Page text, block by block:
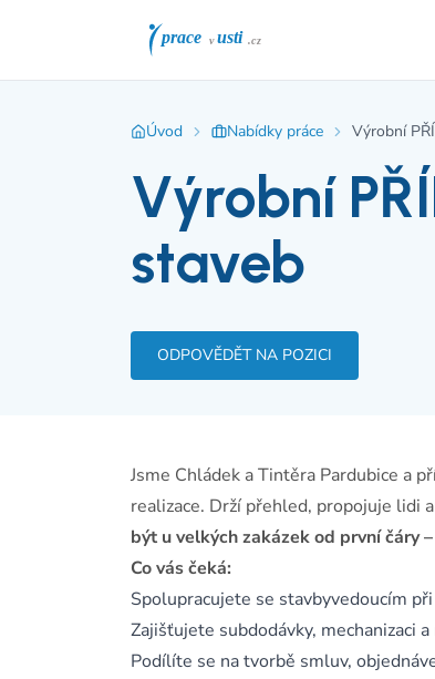
Úvod Nabídky práce Výrobní
Výrobní
staveb
ODPOVĚDĚT NA POZICI
Jsme Chládek a Tintěra Pardubice a
realizace. Drží přehled, propojuje lidi
být u velkých zakázek od první čáry
Co vás čeká:
Spolupracujete se stavbyvedoucím
Zajišťujete subdodávky, mechanizaci
Podílíte se na tvorbě smluv,